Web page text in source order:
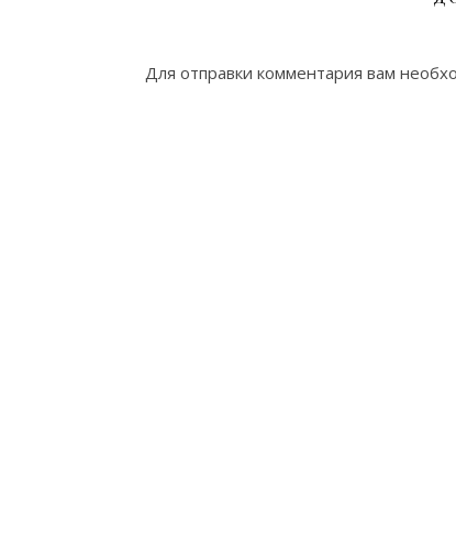
Для отправки комментария вам